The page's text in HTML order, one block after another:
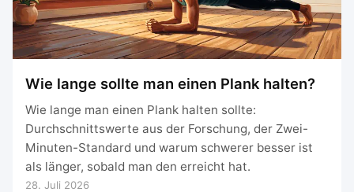
Wie lange sollte man einen Plank halten?
Wie lange man einen Plank halten sollte:
Durchschnittswerte aus der Forschung, der Zwei-
Minuten-Standard und warum schwerer besser ist
als länger, sobald man den erreicht hat.
28. Juli 2026